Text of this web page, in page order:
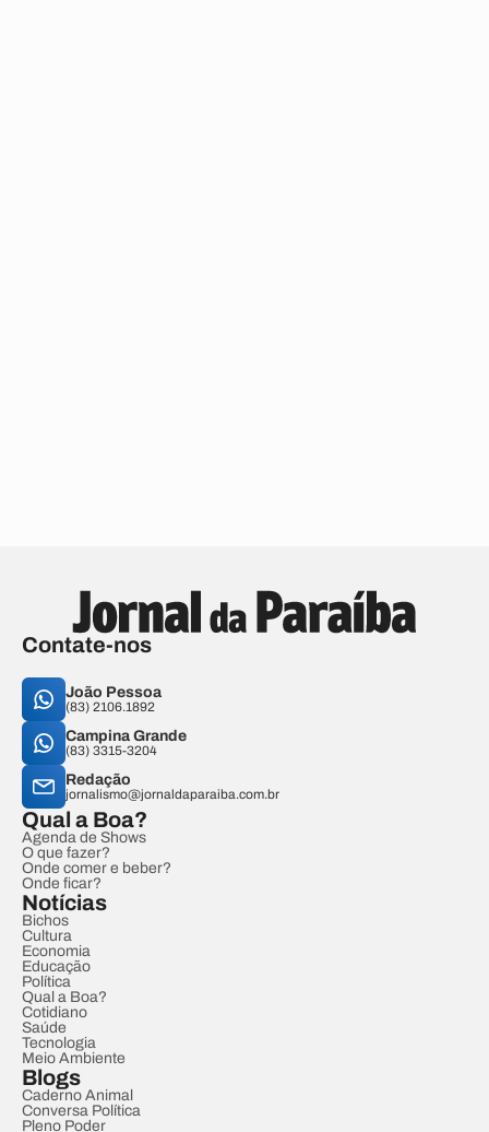
Contate-nos
João Pessoa
(83) 2106.1892
Campina Grande
(83) 3315-3204
Redação
jornalismo@jornaldaparaiba.com.br
Qual a Boa?
Agenda de Shows
O que fazer?
Onde comer e beber?
Onde ficar?
Notícias
Bichos
Cultura
Economia
Educação
Política
Qual a Boa?
Cotidiano
Saúde
Tecnologia
Meio Ambiente
Blogs
Caderno Animal
Conversa Política
Pleno Poder